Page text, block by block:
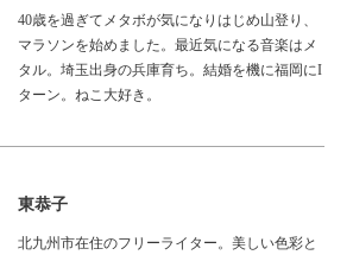
40歳を過ぎてメタボが気になりはじめ山登り、
マラソンを始めました。最近気になる音楽はメ
タル。埼玉出身の兵庫育ち。結婚を機に福岡にI
ターン。ねこ大好き。
東恭子
北九州市在住のフリーライター。美しい色彩と